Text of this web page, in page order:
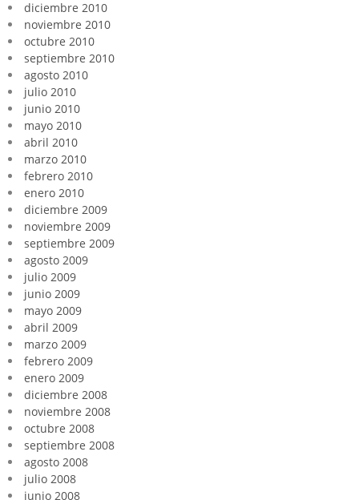
diciembre 2010
noviembre 2010
octubre 2010
septiembre 2010
agosto 2010
julio 2010
junio 2010
mayo 2010
abril 2010
marzo 2010
febrero 2010
enero 2010
diciembre 2009
noviembre 2009
septiembre 2009
agosto 2009
julio 2009
junio 2009
mayo 2009
abril 2009
marzo 2009
febrero 2009
enero 2009
diciembre 2008
noviembre 2008
octubre 2008
septiembre 2008
agosto 2008
julio 2008
junio 2008